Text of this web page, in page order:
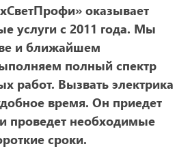
оказывает
услуги с 2011 года. Мы
и ближайшем
полный спектр
работ. Вызвать электрика
время. Он приедет
проведет необходимые
сроки.